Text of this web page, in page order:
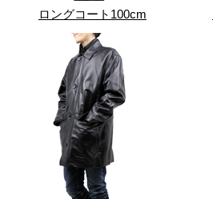
ロングコート100cm